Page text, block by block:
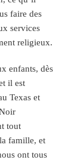
faire des
services
religieux.
enfants, dès
il est
Texas et
tout
famille, et
ont tous